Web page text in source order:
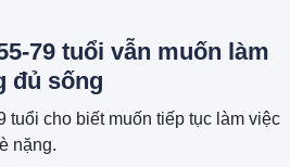
79 tuổi vẫn muốn làm
đủ sống
cho biết muốn tiếp tục làm việc
nặng.